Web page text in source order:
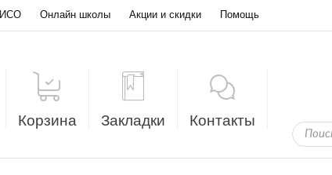
ИСО Онлайн школы Акции и скидки Помощь
Корзина Закладки Контакты